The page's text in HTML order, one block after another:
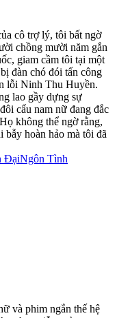
cô trợ lý, tôi bất ngờ
chồng mười năm gắn
giam cầm tôi tại một
đàn chó đói tấn công
lỗi Ninh Thu Huyền.
lao gầy dựng sự
cẩu nam nữ đang đắc
không thể ngờ rằng,
bẫy hoàn hảo mà tôi đã
ĐạiNgôn Tình
và phim ngắn thế hệ